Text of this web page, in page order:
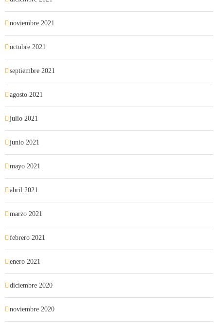
noviembre 2021
octubre 2021
septiembre 2021
agosto 2021
julio 2021
junio 2021
mayo 2021
abril 2021
marzo 2021
febrero 2021
enero 2021
diciembre 2020
noviembre 2020